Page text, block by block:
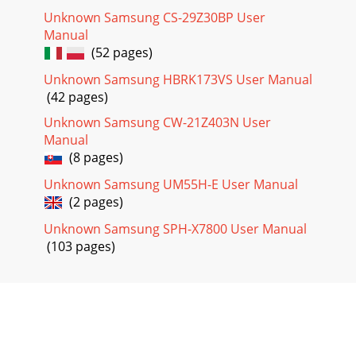
Page 23
119부록서비스를 요청하기 전에 확인할 사항서비스를 요청하
기 전에 먼저 사용 설명서를 읽고 다음과 같은 증상에 대해서는
문의하세요. 다음 내용 중 일부 항목은 특정 제품에만 해당되는
내용일 수 있습니다
Page 24 - 상태 아이콘 소개
시작하기12Nano-SIM 카드 분리하기1 트레이 분리 핀으로
Nano-SIM 카드 트레이의 홈을 누르세요.2 빠져 나온 Nano-
SIM 카드 트레이를 당겨 완전히 빼내세요.3 Nano-SIM 카드 트
레이에서 Nano-SIM 카드를 제거하세요.4 Nano-SIM 카드
Page 25 - 알림창 및 빠른 설정창
부록120터치 화면 반응이 느리거나 잘못 인식됩니다.•시중에
Unknown Samsung CS-29Z30BP User
Manual
(52 pages)
Unknown Samsung HBRK173VS User Manual
(42 pages)
Unknown Samsung CW-21Z403N User
Manual
(8 pages)
Unknown Samsung UM55H-E User Manual
(2 pages)
Unknown Samsung SPH-X7800 User Manual
(103 pages)